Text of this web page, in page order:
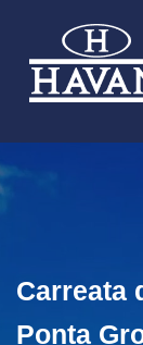
Carreata
Ponta